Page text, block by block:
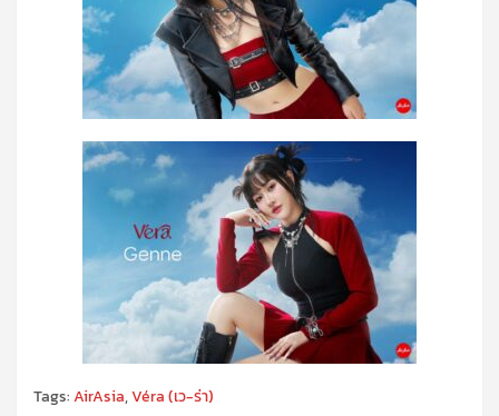
Tags:AirAsia,Véra (เว-ร่า)